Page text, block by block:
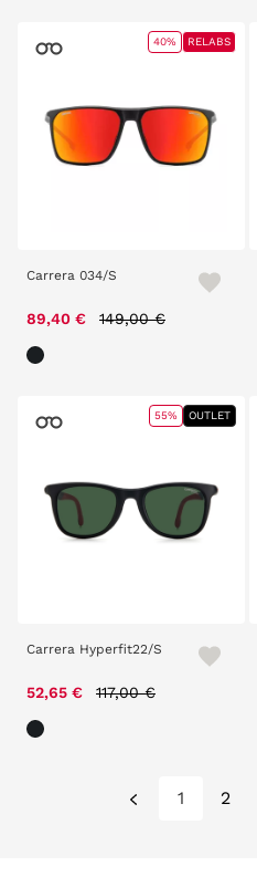
Carrera 034/S
89,40 € Price reduced from
149,00 €
40% RELABS
Carrera Hyperfit22/S
52,65 € Price reduced from
117,00 €
55% OUTLET
1 2